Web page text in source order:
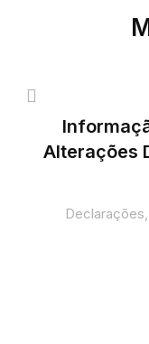
Alterações
Declarações,